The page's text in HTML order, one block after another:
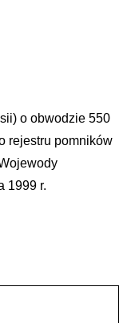
o obwodzie 550
rejestru pomników
1999 r.